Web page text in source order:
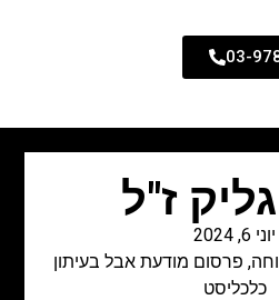
03-
ז"ל
יוני 6, 2024
, פרסום מודעת אבל בעיתון
כלכליסט